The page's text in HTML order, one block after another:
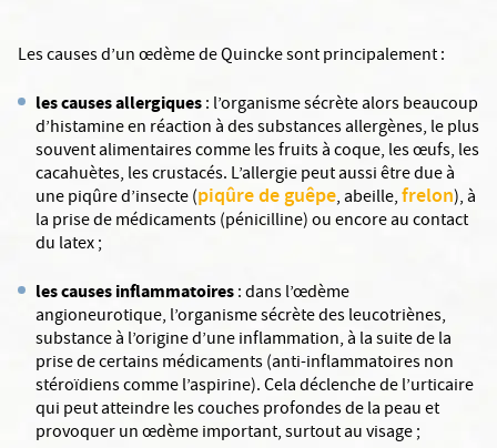
Les causes d’un œdème de Quincke sont principalement :
les causes allergiques: l’organisme sécrète alors beaucoup
d’histamine en réaction à des substances allergènes, le plus
souvent alimentaires comme les fruits à coque, les œufs, les
cacahuètes, les crustacés. L’allergie peut aussi être due à
une piqûre d’insecte (piqûre de guêpe, abeille,frelon), à
la prise de médicaments (pénicilline) ou encore au contact
du latex ;
les causes inflammatoires: dans l’œdème
angioneurotique, l’organisme sécrète des leucotriènes,
substance à l’origine d’une inflammation, à la suite de la
prise de certains médicaments (anti-inflammatoires non
stéroïdiens comme l’aspirine). Cela déclenche de l’urticaire
qui peut atteindre les couches profondes de la peau et
provoquer un œdème important, surtout au visage ;